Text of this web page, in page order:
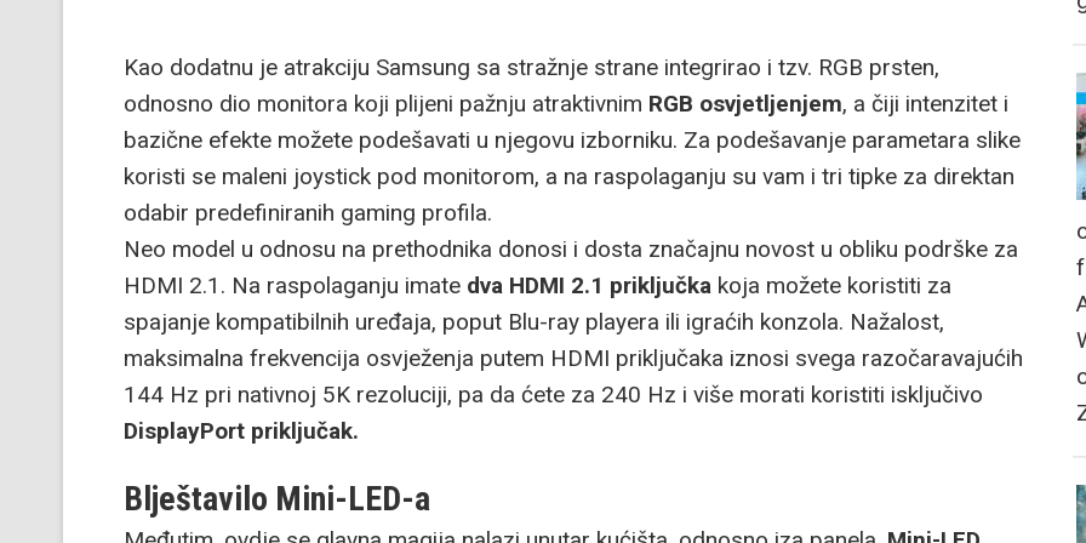
Kao dodatnu je atrakciju Samsung sa stražnje strane integrirao i tzv. RGB prsten,
odnosno dio monitora koji plijeni pažnju atraktivnim RGB osvjetljenjem, a čiji intenzitet i
bazične efekte možete podešavati u njegovu izborniku. Za podešavanje parametara slike
koristi se maleni joystick pod monitorom, a na raspolaganju su vam i tri tipke za direktan
odabir predefiniranih gaming profila.
Neo model u odnosu na prethodnika donosi i dosta značajnu novost u obliku podrške za
HDMI 2.1. Na raspolaganju imate dva HDMI 2.1 priključka koja možete koristiti za
spajanje kompatibilnih uređaja, poput Blu-ray playera ili igraćih konzola. Nažalost,
maksimalna frekvencija osvježenja putem HDMI priključaka iznosi svega razočaravajućih
144 Hz pri nativnoj 5K rezoluciji, pa da ćete za 240 Hz i više morati koristiti isključivo
DisplayPort priključak.
Blještavilo Mini-LED-a